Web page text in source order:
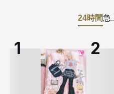
24時間急